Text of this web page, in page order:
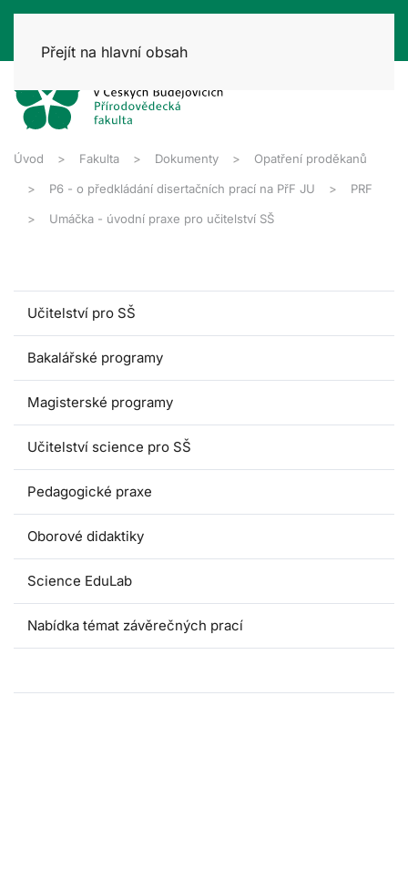
Přejít na hlavní obsah
Úvod Fakulta Dokumenty Opatření proděkanů
P6 - o předkládání disertačních prací na PřF JU PRF
Umáčka - úvodní praxe pro učitelství SŠ
Učitelství pro SŠ
Bakalářské programy
Magisterské programy
Učitelství science pro SŠ
Pedagogické praxe
Oborové didaktiky
Science EduLab
Nabídka témat závěrečných prací